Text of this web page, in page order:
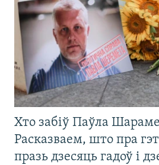
Хто забіў Паўла
Расказваем, што пра
празь дзесяць гадоў і